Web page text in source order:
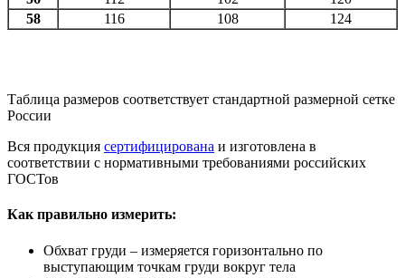
58
116 108 124
Таблица размеров соответствует стандартной размерной сетке
России
Вся продукция сертифицирована и изготовлена в
соответствии с нормативными требованиями российских
ГОСТов
Как правильно измерить:
Обхват груди – измеряется горизонтально по
выступающим точкам груди вокруг тела